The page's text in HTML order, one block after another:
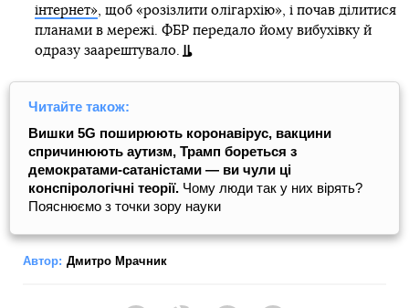
інтернет», щоб «розізлити олігархію», і почав ділитися
планами в мережі. ФБР передало йому вибухівку й
одразу заарештувало.
Читайте також:
Вишки 5G поширюють коронавірус, вакцини
спричинюють аутизм, Трамп бореться з
демократами-сатаністами ― ви чули ці
конспірологічні теорії. Чому люди так у них вірять?
Пояснюємо з точки зору науки
Автор: Дмитро Мрачник